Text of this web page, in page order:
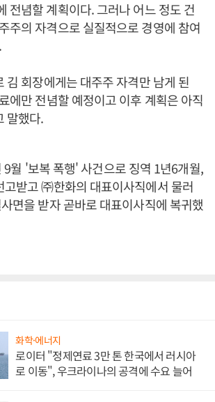
전념할 계획이다. 그러나 어느 정도 건
주의 자격으로 실질적으로 경영에 참여
김 회장에게는 대주주 자격만 남게 된
에만 전념할 예정이고 이후 계획은 아직
말했다.
월 '보복 폭행' 사건으로 징역 1년6개월,
고받고 ㈜한화의 대표이사직에서 물러
면을 받자 곧바로 대표이사직에 복귀했
화학·에너지
로이터 "정제연료 3만 톤 한국에서 러시아
로 이동", 우크라이나의 공격에 수요 늘어